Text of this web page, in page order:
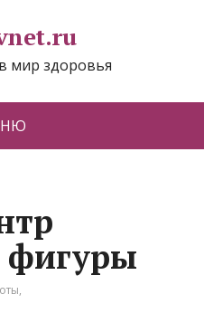
мир здоровья
фигуры
,